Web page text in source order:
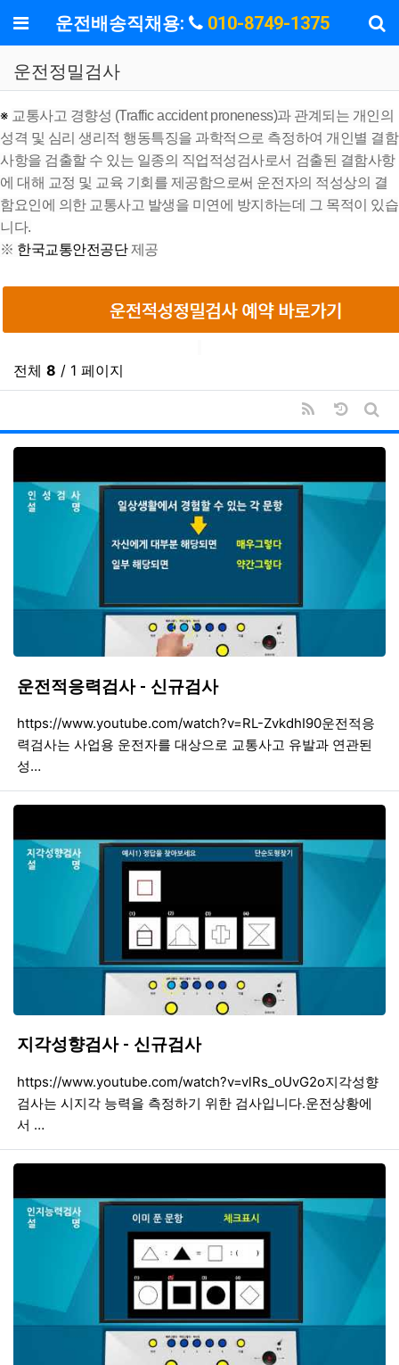
메뉴운전배송직채용: 010-8749-1375
운전정밀검사
※ 교통사고 경향성 (Traffic accident proneness)과 관계되는 개인의
성격 및 심리 생리적 행동특징을 과학적으로 측정하여 개인별 결함
사항을 검출할 수 있는 일종의 직업적성검사로서 검출된 결함사항
에 대해 교정 및 교육 기회를 제공함으로써 운전자의 적성상의 결
함요인에 의한 교통사고 발생을 미연에 방지하는데 그 목적이 있습
니다.
※ 한국교통안전공단제공
전체 8 / 1 페이지
RSS
날짜순
게
운전적응력검사 - 신규검사
등록일
조회
https://www.youtube.com/watch?v=RL-ZvkdhI90운전적응
력검사는 사업용 운전자를 대상으로 교통사고 유발과 연관된
성…
지각성향검사 - 신규검사
https://www.youtube.com/watch?v=vlRs_oUvG2o지각성향
검사는 시지각 능력을 측정하기 위한 검사입니다.운전상황에
서 …